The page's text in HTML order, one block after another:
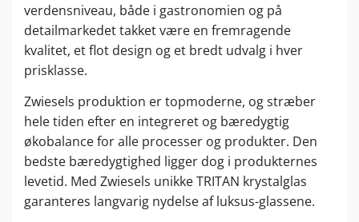
verdensniveau, både i gastronomien og på
detailmarkedet takket være en fremragende
kvalitet, et flot design og et bredt udvalg i hver
prisklasse.
Zwiesels produktion er topmoderne, og stræber
hele tiden efter en integreret og bæredygtig
økobalance for alle processer og produkter. Den
bedste bæredygtighed ligger dog i produkternes
levetid. Med Zwiesels unikke TRITAN krystalglas
garanteres langvarig nydelse af luksus-glassene.